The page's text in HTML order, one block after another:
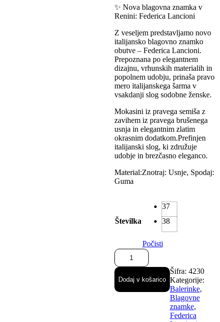
199,90 €.
✨ Nova blagovna znamka v
Renini: Federica Lancioni
Z veseljem predstavljamo novo
italijansko blagovno znamko
obutve – Federica Lancioni.
Prepoznana po elegantnem
dizajnu, vrhunskih materialih in
popolnem udobju, prinaša pravo
mero italijanskega šarma v
vsakdanji slog sodobne ženske.
Mokasini iz pravega semiša z
zavihem iz pravega brušenega
usnja in elegantnim zlatim
okrasnim dodatkom.Prefinjen
italijanski slog, ki združuje
udobje in brezčasno eleganco.
Material:Znotraj: Usnje, Spodaj:
Guma
Številka
37
38
Počisti
Semiš
bordo
mokasini
Federica
Dodaj v košarico
Šifra: 4230
Kategorije:
Balerinke,
Blagovne
znamke,
Federica